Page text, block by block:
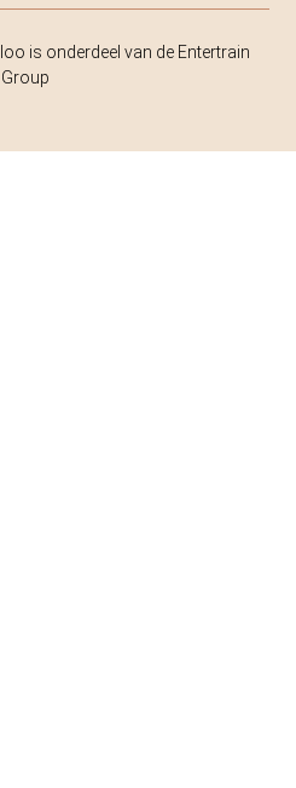
is onderdeel van de Entertrain
Group